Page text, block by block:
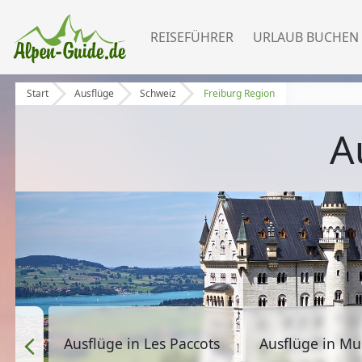
REISEFÜHRER URLAUB BUCHEN
Start Ausflüge Schweiz Freiburg Region
Ausflüge in Les Paccots Ausflüge in